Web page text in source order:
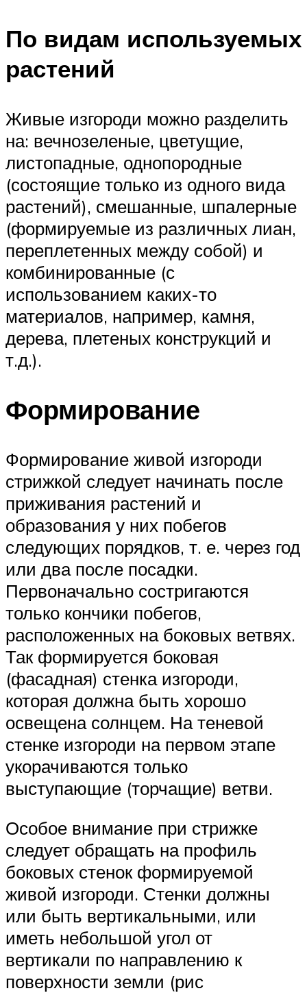
По видам используемых
растений
Живые изгороди можно разделить
на: вечнозеленые, цветущие,
листопадные, однопородные
(состоящие только из одного вида
растений), смешанные, шпалерные
(формируемые из различных лиан,
переплетенных между собой) и
комбинированные (с
использованием каких-то
материалов, например, камня,
дерева, плетеных конструкций и
т.д.).
Формирование
Формирование живой изгороди
стрижкой следует начинать после
приживания растений и
образования у них побегов
следующих порядков, т. е. через год
или два после посадки.
Первоначально состригаются
только кончики побегов,
расположенных на боковых ветвях.
Так формируется боковая
(фасадная) стенка изгороди,
которая должна быть хорошо
освещена солнцем. На теневой
стенке изгороди на первом этапе
укорачиваются только
выступающие (торчащие) ветви.
Особое внимание при стрижке
следует обращать на профиль
боковых стенок формируемой
живой изгороди. Стенки должны
или быть вертикальными, или
иметь небольшой угол от
вертикали по направлению к
поверхности земли (рис